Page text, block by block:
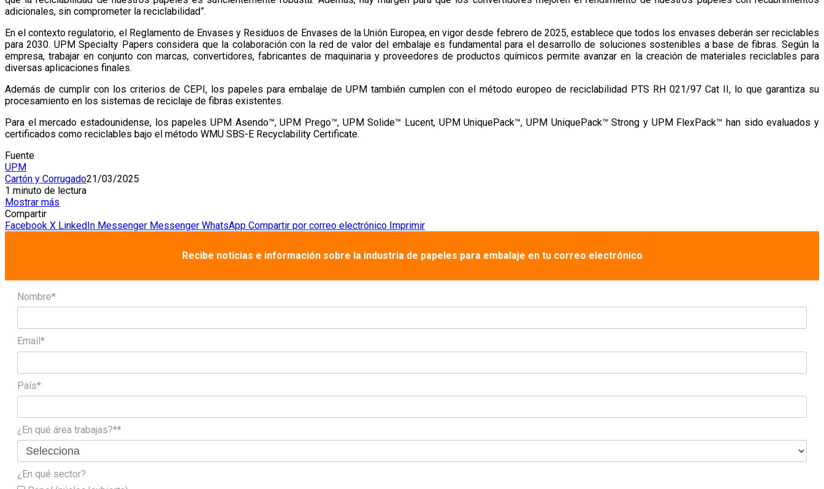
adicionales, sin comprometer la reciclabilidad”.
En el contexto regulatorio, el Reglamento de Envases y Residuos de Envases de la Unión Europea, en vigor desde febrero de 2025, establece que todos los envases deberán ser reciclables
para 2030. UPM Specialty Papers considera que la colaboración con la red de valor del embalaje es fundamental para el desarrollo de soluciones sostenibles a base de fibras. Según la
empresa, trabajar en conjunto con marcas, convertidores, fabricantes de maquinaria y proveedores de productos químicos permite avanzar en la creación de materiales reciclables para
diversas aplicaciones finales.
Además de cumplir con los criterios de CEPI, los papeles para embalaje de UPM también cumplen con el método europeo de reciclabilidad PTS RH 021/97 Cat II, lo que garantiza su
procesamiento en los sistemas de reciclaje de fibras existentes.
Para el mercado estadounidense, los papeles UPM Asendo™, UPM Prego™, UPM Solide™ Lucent, UPM UniquePack™, UPM UniquePack™ Strong y UPM FlexPack™ han sido evaluados y
certificados como reciclables bajo el método WMU SBS-E Recyclability Certificate.
Fuente
UPM
Cartón y Corrugado21/03/2025
1 minuto de lectura
Mostrar más
Compartir
Facebook X LinkedIn Messenger Messenger WhatsApp Compartir por correo electrónico Imprimir
Recibe noticias e información sobre la industria de papeles para embalaje en tu correo electrónico
Nombre*
Email*
País*
¿En qué área trabajas?**
¿En qué sector?